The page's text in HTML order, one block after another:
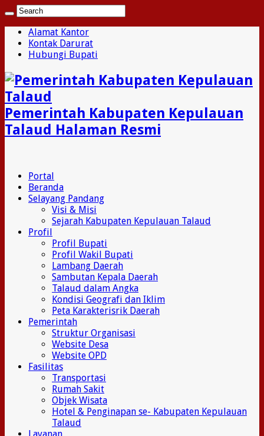
Alamat Kantor
Kontak Darurat
Hubungi Bupati
Pemerintah Kabupaten Kepulauan
Talaud Halaman Resmi
Portal
Beranda
Selayang Pandang
Visi & Misi
Sejarah Kabupaten Kepulauan Talaud
Profil
Profil Bupati
Profil Wakil Bupati
Lambang Daerah
Sambutan Kepala Daerah
Talaud dalam Angka
Kondisi Geografi dan Iklim
Peta Karakterisrik Daerah
Pemerintah
Struktur Organisasi
Website Desa
Website OPD
Fasilitas
Transportasi
Rumah Sakit
Objek Wisata
Hotel & Penginapan se- Kabupaten Kepulauan
Talaud